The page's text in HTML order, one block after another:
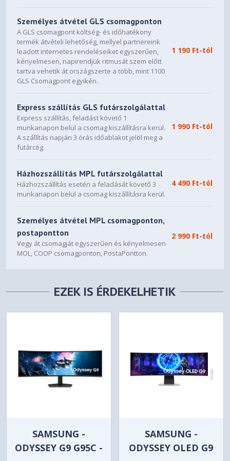
HDR10+HDR10+ Gaming
Mini LED Local DimmingIgen (2,392 zóna)
Felbontás7,680 x 2,160
Reakcióidő (mp)1ms(GTG)
SzíntámogatásMax 1B
Színskála (DCI)
KépkockasebességMax 240Hz
Általános jellemzők
Villódzásmentes technológiaIgen
Kép-a-képbenIgen
Quantum Dot Color Igen
FreeSyncFreeSync Premium Pro
Virtuális AIM Point
Személyes átvétel GLS csomagponton
A GLS csomagpont költség- és időhatékony
termék átvételi lehetőség, mellyel partnereink
leadott internetes rendeléseiket egyszerűen,
kényelmesen, napirendjük ritmusát szem előtt
tartva vehetik át országszerte a több, mint 1100
GLS Csomagpont egyikén.
1 190 Ft-tól
Express szállítás GLS futárszolgálattal
Express szállítás, feladást követő 1
munkanapon belül a csomag kiszállításra kerül.
A szállítás napján 3 órás időablakot jelöl meg a
futárcég.
1 990 Ft-tól
Házhozszállítás MPL futárszolgálattal
Házhozszállítás esetén a feladását követő 3
munkanapon belül a csomag kiszállításra kerül.
4 490 Ft-tól
Személyes átvétel MPL csomagponton,
postapontton
Vegy át csomagját egyszerűen és kényelmesen
MOL, COOP csomagponton, PostaPontton.
2 990 Ft-tól
EZEK IS ÉRDEKELHETIK
SAMSUNG -
ODYSSEY G9 G95C -
SAMSUNG -
ODYSSEY OLED G9